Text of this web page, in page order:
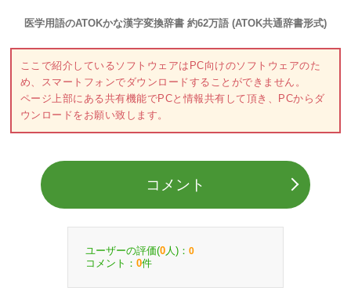
医学用語のATOKかな漢字変換辞書 約62万語 (ATOK共通辞書形式)
ここで紹介しているソフトウェアはPC向けのソフトウェアのた
め、スマートフォンでダウンロードすることができません。
ページ上部にある共有機能でPCと情報共有して頂き、PCからダ
ウンロードをお願い致します。
コメント
ユーザーの評価(0 人)： 0
コメント： 0件